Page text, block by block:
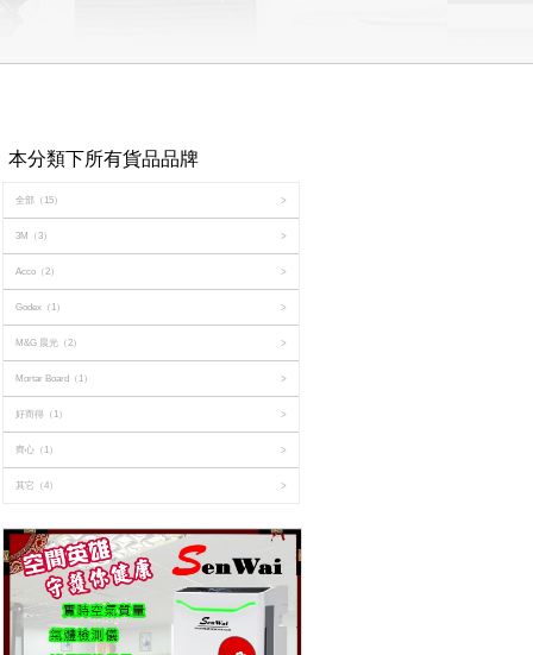
本分類下所有貨品品牌
全部 （15） >
3M （3） >
Acco （2） >
Godex （1） >
M&G 晨光 （2） >
Mortar Board （1） >
好而得 （1） >
齊心 （1） >
其它 （4） >